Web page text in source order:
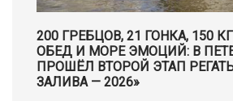
200 ГРЕБЦОВ, 21 ГОНКА, 150
ОБЕД И МОРЕ ЭМОЦИЙ: В
ПРОШЁЛ ВТОРОЙ ЭТАП
ЗАЛИВА — 2026»